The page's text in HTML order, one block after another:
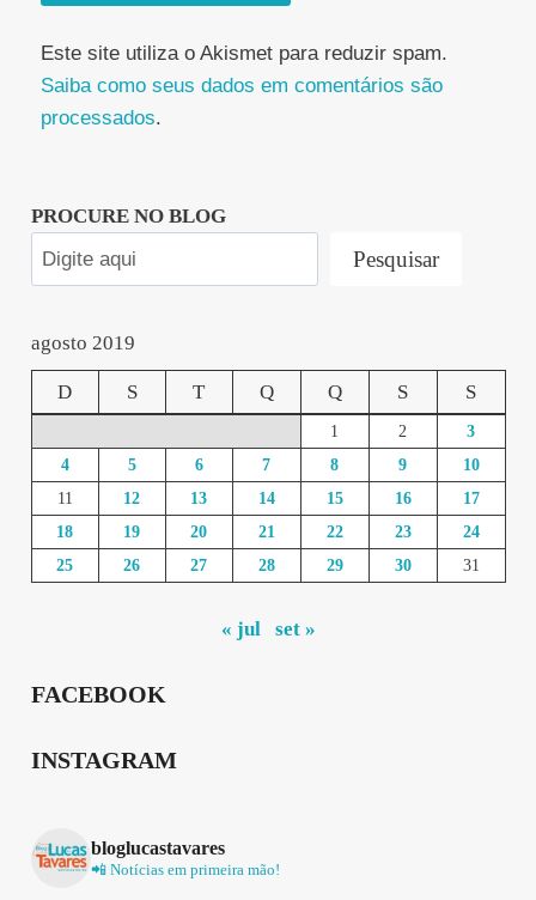
Este site utiliza o Akismet para reduzir spam.
Saiba como seus dados em comentários são
processados.
PROCURE NO BLOG
Pesquisar
agosto 2019
D S T Q Q S S
1 2
3
4
5 6 7 8 9
10
11
12 13 14 15 16
17
18
19 20 21 22 23
24
25
26 27 28 29 30 31
« jul set »
FACEBOOK
INSTAGRAM
bloglucastavares
📲 Notícias em primeira mão!